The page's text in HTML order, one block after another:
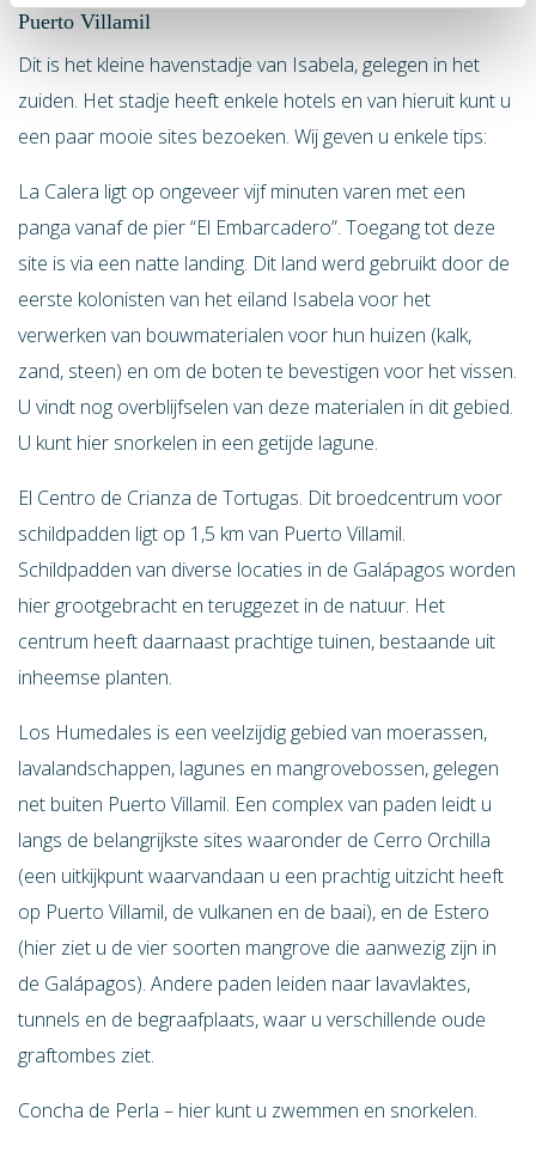
Puerto Villamil
Dit is het kleine havenstadje van Isabela, gelegen in het
zuiden. Het stadje heeft enkele hotels en van hieruit kunt u
een paar mooie sites bezoeken. Wij geven u enkele tips:
La Calera ligt op ongeveer vijf minuten varen met een
panga vanaf de pier “El Embarcadero”. Toegang tot deze
site is via een natte landing. Dit land werd gebruikt door de
eerste kolonisten van het eiland Isabela voor het
verwerken van bouwmaterialen voor hun huizen (kalk,
zand, steen) en om de boten te bevestigen voor het vissen.
U vindt nog overblijfselen van deze materialen in dit gebied.
U kunt hier snorkelen in een getijde lagune.
El Centro de Crianza de Tortugas. Dit broedcentrum voor
schildpadden ligt op 1,5 km van Puerto Villamil.
Schildpadden van diverse locaties in de Galápagos worden
hier grootgebracht en teruggezet in de natuur. Het
centrum heeft daarnaast prachtige tuinen, bestaande uit
inheemse planten.
Los Humedales is een veelzijdig gebied van moerassen,
lavalandschappen, lagunes en mangrovebossen, gelegen
net buiten Puerto Villamil. Een complex van paden leidt u
langs de belangrijkste sites waaronder de Cerro Orchilla
(een uitkijkpunt waarvandaan u een prachtig uitzicht heeft
op Puerto Villamil, de vulkanen en de baai), en de Estero
(hier ziet u de vier soorten mangrove die aanwezig zijn in
de Galápagos). Andere paden leiden naar lavavlaktes,
tunnels en de begraafplaats, waar u verschillende oude
graftombes ziet.
Concha de Perla – hier kunt u zwemmen en snorkelen.